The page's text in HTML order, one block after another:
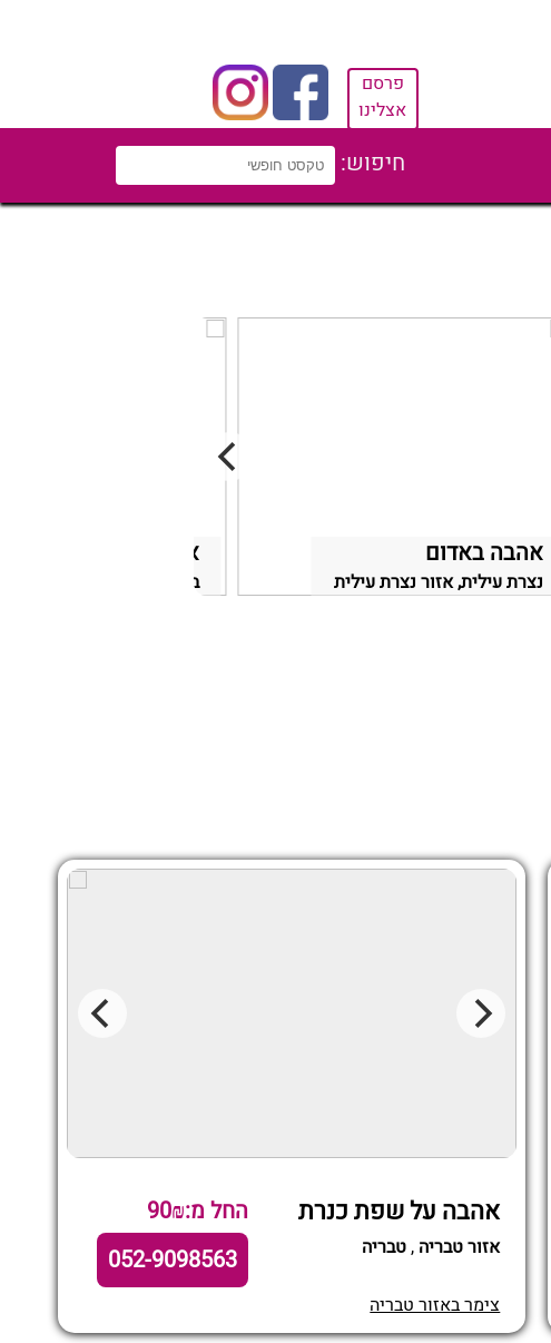
פרסם
אצלינו
חיפוש:
אמורה room
באר שבע, אזור באר שבע
אהבה באדום
נצרת עילית, אזור נצרת עילית
אהבה על שפת כנרת החל מ:90₪
אזור טבריה ,טבריה 052-9098563
צימר באזור טבריה